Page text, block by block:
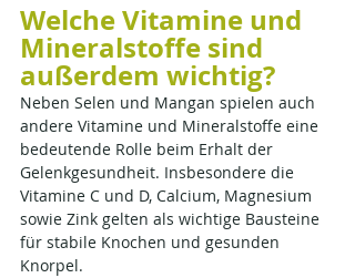
Welche Vitamine und
Mineralstoffe sind
außerdem wichtig?
Neben Selen und Mangan spielen auch
andere Vitamine und Mineralstoffe eine
bedeutende Rolle beim Erhalt der
Gelenkgesundheit. Insbesondere die
Vitamine C und D, Calcium, Magnesium
sowie Zink gelten als wichtige Bausteine
für stabile Knochen und gesunden
Knorpel.